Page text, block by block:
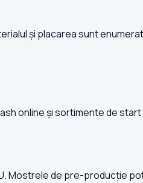
și placarea sunt
online și sortimente de
Mostrele de pre-producție